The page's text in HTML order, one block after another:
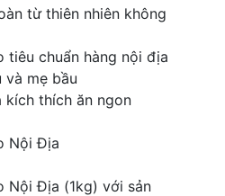
từ thiên nhiên không
tiêu chuẩn hàng nội địa
và mẹ bầu
thích ăn ngon
Nội Địa
Nội Địa (1kg) với sản